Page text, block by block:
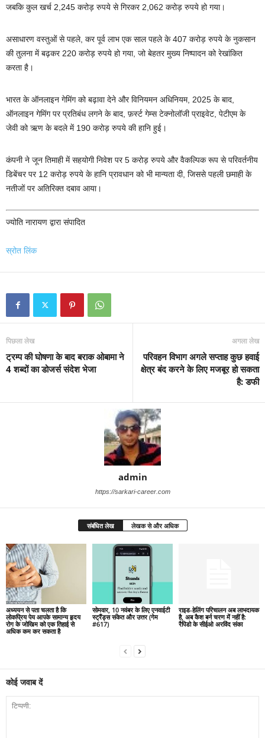
जबकि कुल खर्च 2,245 करोड़ रुपये से गिरकर 2,062 करोड़ रुपये हो गया।
असाधारण वस्तुओं से पहले, कर पूर्व लाभ एक साल पहले के 407 करोड़ रुपये के नुकसान
की तुलना में बढ़कर 220 करोड़ रुपये हो गया, जो बेहतर मुख्य निष्पादन को रेखांकित
करता है।
भारत के ऑनलाइन गेमिंग को बढ़ावा देने और विनियमन अधिनियम, 2025 के बाद,
ऑनलाइन गेमिंग पर प्रतिबंध लगने के बाद, फ़र्स्ट गेम्स टेक्नोलॉजी प्राइवेट, पेटीएम के
जेवी को ऋण के बदले में 190 करोड़ रुपये की हानि हुई।
कंपनी ने जून तिमाही में सहयोगी निवेश पर 5 करोड़ रुपये और वैकल्पिक रूप से परिवर्तनीय
डिबेंचर पर 12 करोड़ रुपये के हानि प्रावधान को भी मान्यता दी, जिससे पहली छमाही के
नतीजों पर अतिरिक्त दबाव आया।
ज्योति नारायण द्वारा संपादित
स्रोत लिंक
पिछला लेख
ट्रम्प की घोषणा के बाद बराक ओबामा ने
4 शब्दों का डोजर्स संदेश भेजा
अगला लेख
परिवहन विभाग अगले सप्ताह कुछ हवाई
क्षेत्र बंद करने के लिए मजबूर हो सकता
है: डफी
admin
https://sarkari-career.com
संबंधित लेख लेखक से और अधिक
अध्ययन से पता चलता है कि
लोकप्रिय पेय आपके सामान्य हृदय
रोग के जोखिम को एक तिहाई से
अधिक कम कर सकता है
सोमवार, 10 नवंबर के लिए एनवाईटी
स्ट्रैंड्स संकेत और उत्तर (गेम
#617)
राइड-हेलिंग परिचालन अब लाभदायक
है, अब कैश बर्न चरण में नहीं है:
रैपिडो के सीईओ अरविंद संका
कोई जवाब दें